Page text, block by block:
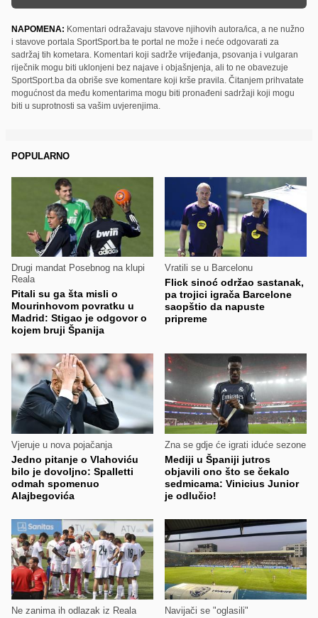
NAPOMENA: Komentari odražavaju stavove njihovih autora/ica, a ne nužno
i stavove portala SportSport.ba te portal ne može i neće odgovarati za
sadržaj tih kometara. Komentari koji sadrže vrijeđanja, psovanja i vulgaran
riječnik mogu biti uklonjeni bez najave i objašnjenja, ali to ne obavezuje
SportSport.ba da obriše sve komentare koji krše pravila. Čitanjem prihvatate
mogućnost da među komentarima mogu biti pronađeni sadržaji koji mogu
biti u suprotnosti sa vašim uvjerenjima.
POPULARNO
Drugi mandat Posebnog na klupi
Reala
Pitali su ga šta misli o
Mourinhovom povratku u
Madrid: Stigao je odgovor o
kojem bruji Španija
Vratili se u Barcelonu
Flick sinoć održao sastanak,
pa trojici igrača Barcelone
saopštio da napuste
pripreme
Vjeruje u nova pojačanja
Jedno pitanje o Vlahoviću
bilo je dovoljno: Spalletti
odmah spomenuo
Alajbegovića
Zna se gdje će igrati iduće sezone
Mediji u Španiji jutros
objavili ono što se čekalo
sedmicama: Vinicius Junior
je odlučio!
Ne zanima ih odlazak iz Reala Navijači se "oglasili"